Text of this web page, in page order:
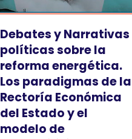
Debates y Narrativas
políticas sobre la
reforma energética.
Los paradigmas de la
Rectoría Económica
del Estado y el
modelo de